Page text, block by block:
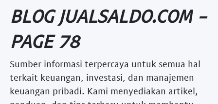
BLOG JUALSALDO.COM -
PAGE 78
Sumber informasi terpercaya untuk semua hal
terkait keuangan, investasi, dan manajemen
keuangan pribadi. Kami menyediakan artikel,